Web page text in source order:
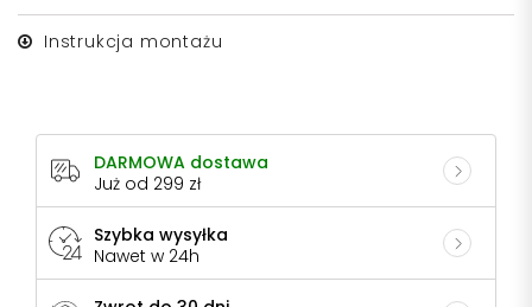
Instrukcja montażu
DARMOWA dostawa
Już od 299 zł
Szybka wysyłka
Nawet w 24h